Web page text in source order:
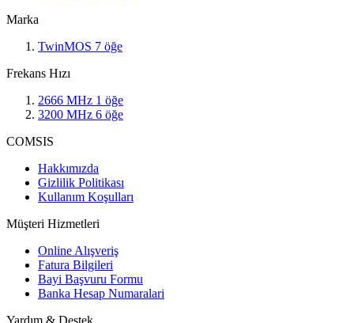
Marka
TwinMOS 7 öğe
Frekans Hızı
2666 MHz 1 öğe
3200 MHz 6 öğe
COMSIS
Hakkımızda
Gizlilik Politikası
Kullanım Koşulları
Müşteri Hizmetleri
Online Alışveriş
Fatura Bilgileri
Bayi Başvuru Formu
Banka Hesap Numaralari
Yardım & Destek